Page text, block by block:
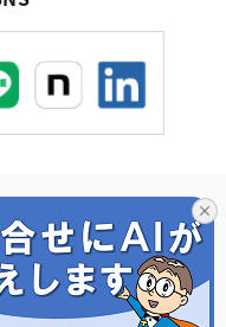
報の取扱い
リンク集・その他